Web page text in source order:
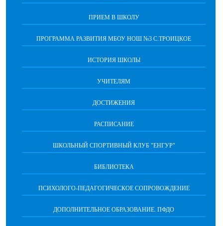
ПРИЕМ В ШКОЛУ
ПРОГРАММА РАЗВИТИЯ МБОУ НОШ №3 С.ТРОИЦКОЕ
ИСТОРИЯ ШКОЛЫ
УЧИТЕЛЯМ
ДОСТИЖЕНИЯ
РАСПИСАНИЕ
ШКОЛЬНЫЙ СПОРТИВНЫЙ КЛУБ "ЕНГУР"
БИБЛИОТЕКА
ПСИХОЛОГО-ПЕДАГОГИЧЕСКОЕ СОПРОВОЖДЕНИЕ
ДОПОЛНИТЕЛЬНОЕ ОБРАЗОВАНИЕ. ПФДО